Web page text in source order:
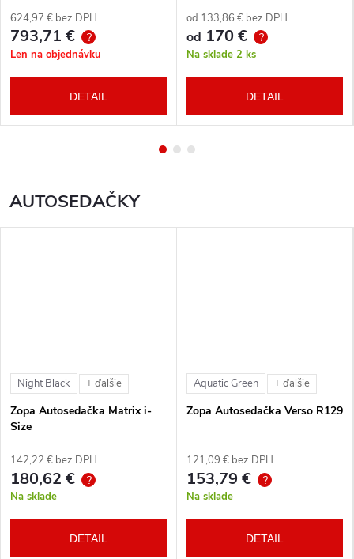
vlastného výberu + báza
624,97 € bez DPH
793,71 € ?
Len na objednávku
DETAIL
od 133,86 € bez DPH
od 170 € ?
Na sklade 2 ks
DETAIL
AUTOSEDAČKY
Night Black + ďalšie
Zopa Autosedačka Matrix i-
Size
142,22 € bez DPH
180,62 € ?
Na sklade
DETAIL
Aquatic Green + ďalšie
Zopa Autosedačka Verso R129
121,09 € bez DPH
153,79 € ?
Na sklade
DETAIL